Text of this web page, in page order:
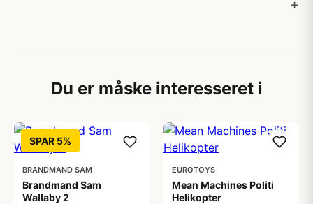
Du er måske interesseret i
SPAR 5%
BRANDMAND SAM
Brandmand Sam
Wallaby 2
EUROTOYS
Mean Machines Politi
Helikopter